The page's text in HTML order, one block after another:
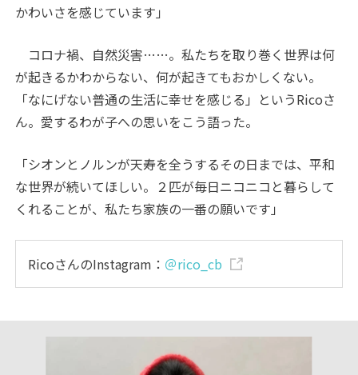
かわいさを感じています」
コロナ禍、自然災害……。私たちを取り巻く世界は何
が起きるかわからない、何が起きてもおかしくない。
「なにげない普通の生活に幸せを感じる」というRicoさ
ん。愛するわが子への思いをこう語った。
「シオンとノルンが天寿を全うするその日までは、平和
な世界が続いてほしい。２匹が毎日ニコニコと暮らして
くれることが、私たち家族の一番の願いです」
RicoさんのInstagram： ＠rico_cb